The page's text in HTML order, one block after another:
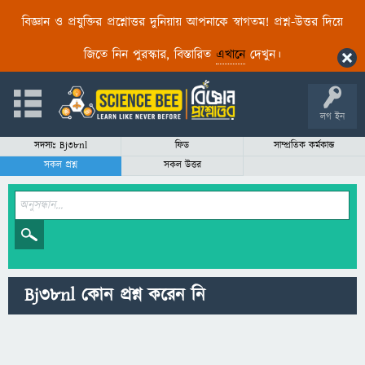
বিজ্ঞান ও প্রযুক্তির প্রশ্নোত্তর দুনিয়ায় আপনাকে স্বাগতম! প্রশ্ন-উত্তর দিয়ে
জিতে নিন পুরস্কার, বিস্তারিত এখানেদেখুন।
লগ ইন
সদস্যঃ Bj38nl ফিড
সাম্প্রতিক কর্মকান্ড
সকল প্রশ্ন
সকল উত্তর
Bj38nl কোন প্রশ্ন করেন নি